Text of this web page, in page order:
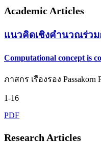
Academic Articles
แนวคิดเชิงคำนวณร่วม
Computational concept is
ภาสกร เรืองรอง Passakorn
1-16
PDF
Research Articles